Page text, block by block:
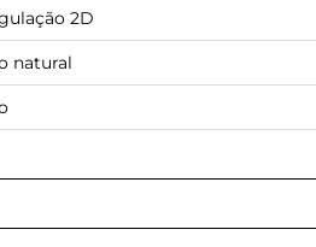
2D
natural